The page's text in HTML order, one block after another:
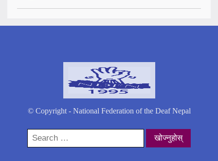
© Copyright - National Federation of the Deaf Nepal
Search
for: